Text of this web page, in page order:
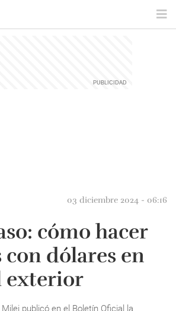
03 diciembre 2024 - 06:16
cómo hacer
dólares en
exterior
publicó en el Boletín Oficial la